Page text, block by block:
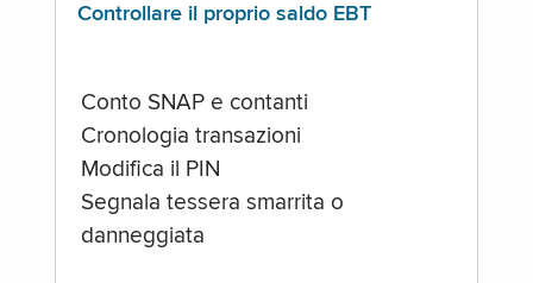
Controllare il proprio saldo EBT
Conto SNAP e contanti
Cronologia transazioni
Modifica il PIN
Segnala tessera smarrita o
danneggiata